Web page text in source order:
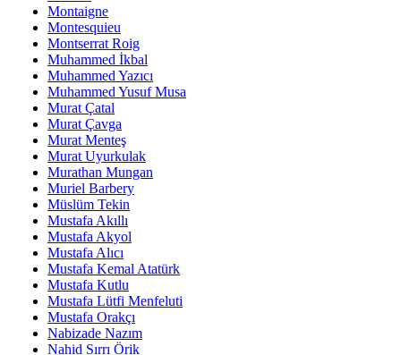
Montaigne
Montesquieu
Montserrat Roig
Muhammed İkbal
Muhammed Yazıcı
Muhammed Yusuf Musa
Murat Çatal
Murat Çavga
Murat Menteş
Murat Uyurkulak
Murathan Mungan
Muriel Barbery
Müslüm Tekin
Mustafa Akıllı
Mustafa Akyol
Mustafa Alıcı
Mustafa Kemal Atatürk
Mustafa Kutlu
Mustafa Lütfi Menfeluti
Mustafa Orakçı
Nabizade Nazım
Nahid Sırrı Örik